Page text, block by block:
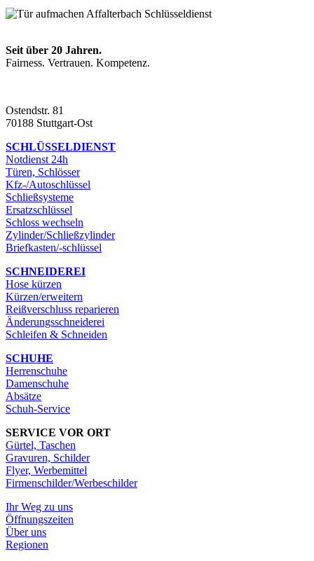
Seit über 20 Jahren.
Fairness. Vertrauen. Kompetenz.
Ostendstr. 81
70188 Stuttgart-Ost
SCHLÜSSELDIENST
Notdienst 24h
Türen, Schlösser
Kfz-/Autoschlüssel
Schließsysteme
Ersatzschlüssel
Schloss wechseln
Zylinder/Schließzylinder
Briefkasten/-schlüssel
SCHNEIDEREI
Hose kürzen
Kürzen/erweitern
Reißverschluss reparieren
Änderungsschneiderei
Schleifen & Schneiden
SCHUHE
Herrenschuhe
Damenschuhe
Absätze
Schuh-Service
SERVICE VOR ORT
Gürtel, Taschen
Gravuren, Schilder
Flyer, Werbemittel
Firmenschilder/Werbeschilder
Ihr Weg zu uns
Öffnungszeiten
Über uns
Regionen